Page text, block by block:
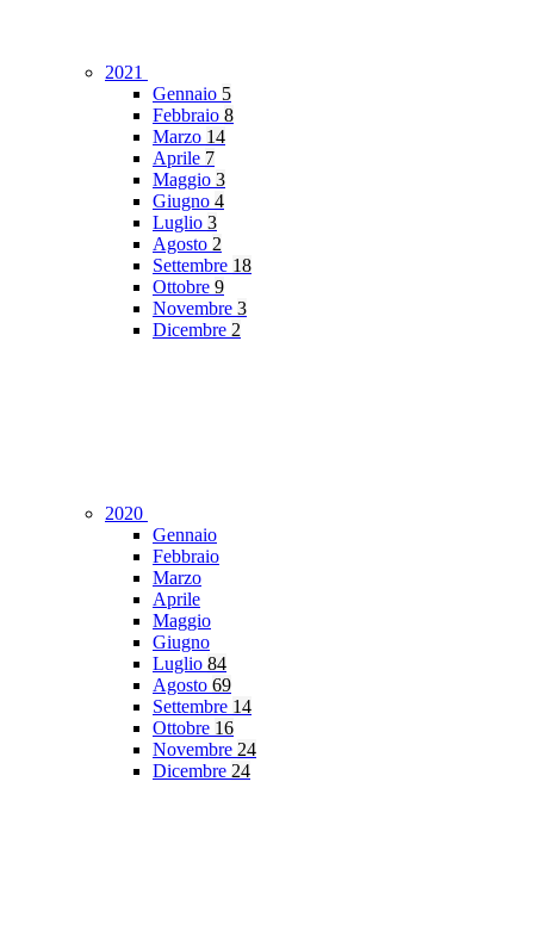
2021
Gennaio 5
Febbraio 8
Marzo 14
Aprile 7
Maggio 3
Giugno 4
Luglio 3
Agosto 2
Settembre 18
Ottobre 9
Novembre 3
Dicembre 2
2020
Gennaio
Febbraio
Marzo
Aprile
Maggio
Giugno
Luglio 84
Agosto 69
Settembre 14
Ottobre 16
Novembre 24
Dicembre 24